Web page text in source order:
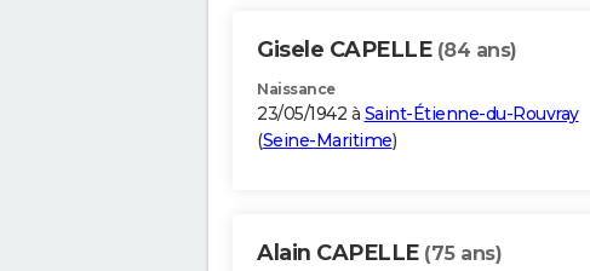
Gisele CAPELLE (84 ans)
Naissance
23/05/1942 à Saint-Étienne-du-Rouvray
(Seine-Maritime)
Alain CAPELLE (75 ans)